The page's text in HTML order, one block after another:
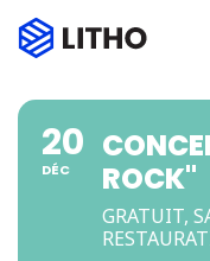
20
DÉC
ROCK"
GRATUIT,